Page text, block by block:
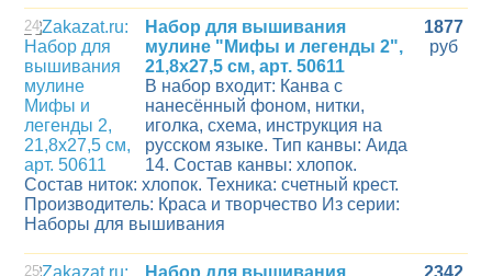
24
Набор для вышивания
мулине "Мифы и легенды 2",
21,8х27,5 см, арт. 50611
В набор входит: Канва с
нанесённый фоном, нитки,
иголка, схема, инструкция на
русском языке. Тип канвы: Аида
14. Состав канвы: хлопок.
Состав ниток: хлопок. Техника: счетный крест.
Производитель: Краса и творчество Из серии:
Наборы для вышивания
1877
руб
25 Набор для вышивания 2342